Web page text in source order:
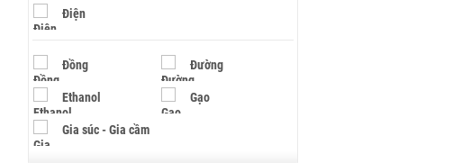
Điện
Đồng Đường
Ethanol Gạo
Gia súc - Gia cầm